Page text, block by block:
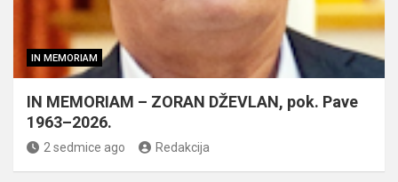
IN MEMORIAM
IN MEMORIAM – ZORAN DŽEVLAN, pok. Pave
1963–2026.
2 sedmice ago Redakcija